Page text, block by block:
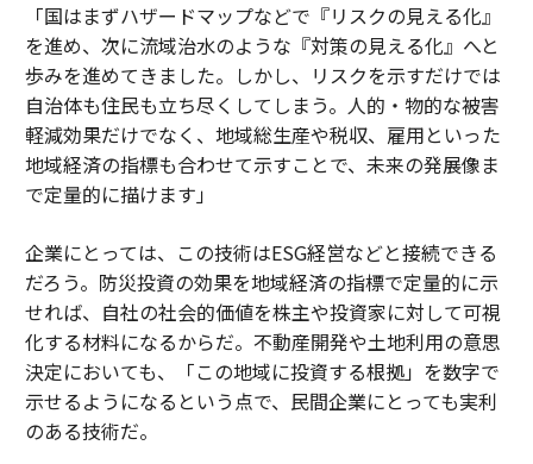
「国はまずハザードマップなどで『リスクの見える化』
を進め、次に流域治水のような『対策の見える化』へと
歩みを進めてきました。しかし、リスクを示すだけでは
自治体も住民も立ち尽くしてしまう。人的・物的な被害
軽減効果だけでなく、地域総生産や税収、雇用といった
地域経済の指標も合わせて示すことで、未来の発展像ま
で定量的に描けます」
企業にとっては、この技術はESG経営などと接続できる
だろう。防災投資の効果を地域経済の指標で定量的に示
せれば、自社の社会的価値を株主や投資家に対して可視
化する材料になるからだ。不動産開発や土地利用の意思
決定においても、「この地域に投資する根拠」を数字で
示せるようになるという点で、民間企業にとっても実利
のある技術だ。